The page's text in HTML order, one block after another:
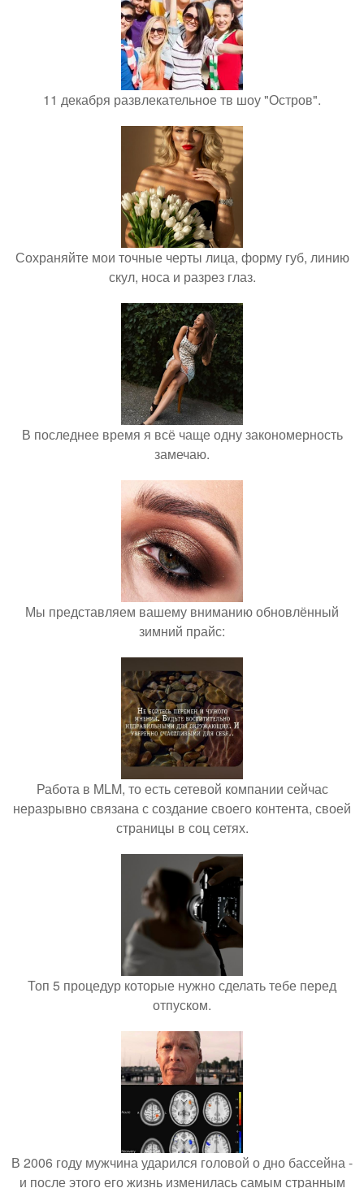
11 декабря развлекательное тв шоу "Остров".
Сохраняйте мои точные черты лица, форму губ, линию
скул, носа и разрез глаз.
В последнее время я всё чаще одну закономерность
замечаю.
Мы представляем вашему вниманию обновлённый
зимний прайс:
Работа в MLM, то есть сетевой компании сейчас
неразрывно связана с создание своего контента, своей
страницы в соц сетях.
Топ 5 процедур которые нужно сделать тебе перед
отпуском.
В 2006 году мужчина ударился головой о дно бассейна -
и после этого его жизнь изменилась самым странным